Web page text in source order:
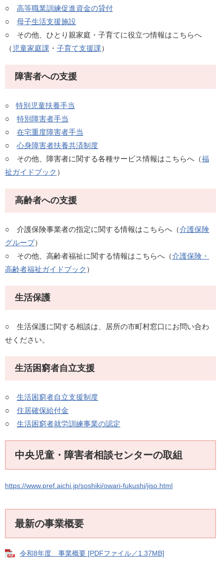
○ 高等職業訓練促進資金の貸付
○ 母子生活支援施設
○ その他、ひとり親家庭・子育てに役立つ情報はこちらへ
（ 児童家庭課 ・ 子育て支援課）
障害者への支援
○ 特別児童扶養手当
○ 特別障害者手当
○ 在宅重度障害者手当
○ 心身障害者扶養共済制度
○ その他、障害者に関する各種サービス情報はこちらへ（福
祉ガイドブック ）
高齢者への支援
○ 介護保険事業者の指定に関する情報はこちらへ（介護保険
グループ）
○ その他、高齢者福祉に関する情報はこちらへ（介護保険・
高齢者福祉ガイドブック ）
生活保護
○ 生活保護に関する相談は、居所の市町村窓口にお問い合わ
せください。
生活困窮者自立支援
○ 生活困窮者自立支援制度
○ 住居確保給付金
○ 生活困窮者就労訓練事業の認定
中央児童・障害者相談センターの取組
https://www.pref.aichi.jp/soshiki/owari-fukushi/jiso.html
最新の事業概要
令和8年度 事業概要 [PDFファイル／1.37MB]